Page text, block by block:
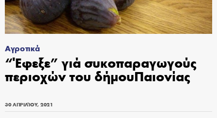
Αγροτικά
“Έφεξε” γιά συκοπαραγωγούς
περιοχών του δήμουΠαιονίας
30 ΑΠΡΙΛΊΟΥ, 2021